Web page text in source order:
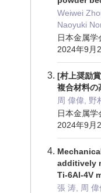
Weiwei
Naoyuki
日本金属
2024年9月
[村上奨励
複合材料の
周 偉偉, 野
日本金属
2024年9月
additively
Ti-6Al-4V
張 涛, 周 偉